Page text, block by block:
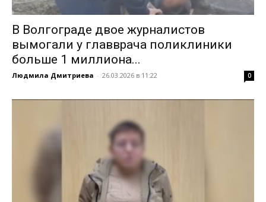
В Волгограде двое журналистов
вымогали у главврача поликлиники
больше 1 миллиона...
Людмила Дмитриева - 26.03.2026 в 11:22 0